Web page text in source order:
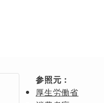
参照元：
厚生労働省